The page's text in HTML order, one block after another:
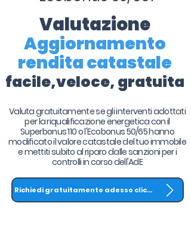
Valutazione
Aggiornamento
rendita catastale
facile,veloce, gratuita
Valuta gratuitamente se gli interventi adottati
per la riqualificazione energetica con il
Superbonus 110 o l'Ecobonus 50/65 hanno
modificato il valore catastale del tuo immobile
e mettiti subito al riparo dalle sanzioni per i
controlli in corso dell'AdE
Richiedi gratuitamente adesso clicca QUI